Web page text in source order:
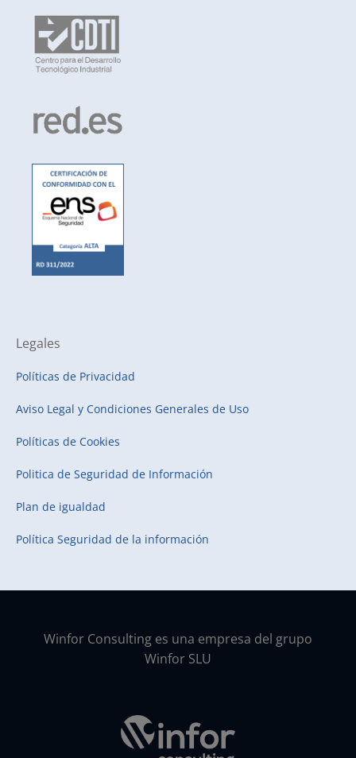
Legales
Políticas de Privacidad
Aviso Legal y Condiciones Generales de Uso
Políticas de Cookies
Politica de Seguridad de Información
Plan de igualdad
Política Seguridad de la información
Winfor Consulting es una empresa del grupo
Winfor SLU